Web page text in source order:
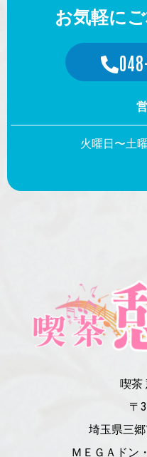
お気軽に
火曜日〜土
喫茶
〒
埼玉県三
ＭＥＧＡドン